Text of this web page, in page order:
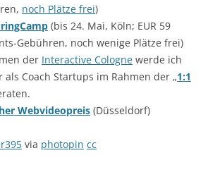
noch Plätze frei)
(bis 24. Mai, Köln; EUR 59
Gebühren, noch wenige Plätze frei)
der Interactive Cologne werde ich
als Coach Startups im Rahmen der „1:1
Webvideopreis (Düsseldorf)
via photopin cc